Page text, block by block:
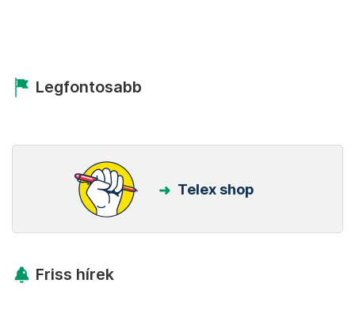
Legfontosabb
Telex shop
Friss hírek